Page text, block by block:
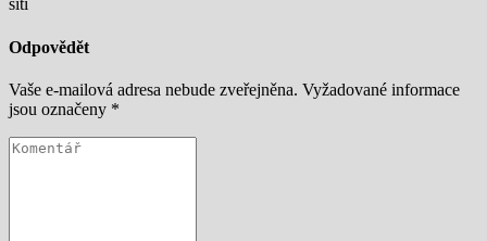
síti
Odpovědět
Vaše e-mailová adresa nebude zveřejněna. Vyžadované informace
jsou označeny *